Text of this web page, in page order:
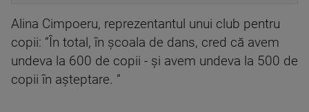
Alina Cimpoeru, reprezentantul unui club pentru
copii: ”În total, în școala de dans, cred că avem
undeva la 600 de copii - și avem undeva la 500 de
copii în așteptare. ”